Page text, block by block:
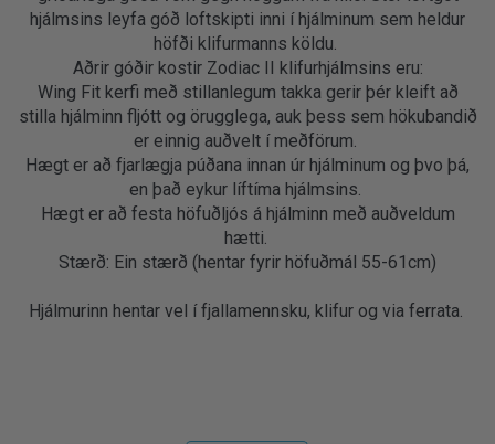
hjálmsins leyfa góð loftskipti inni í hjálminum sem heldur
höfði klifurmanns köldu.
Aðrir góðir kostir Zodiac II klifurhjálmsins eru:
Wing Fit kerfi með stillanlegum takka gerir þér kleift að
stilla hjálminn fljótt og örugglega, auk þess sem hökubandið
er einnig auðvelt í meðförum.
Hægt er að fjarlægja púðana innan úr hjálminum og þvo þá,
en það eykur líftíma hjálmsins.
Hægt er að festa höfuðljós á hjálminn með auðveldum
hætti.
Stærð: Ein stærð (hentar fyrir höfuðmál 55-61cm)
Hjálmurinn hentar vel í fjallamennsku, klifur og via ferrata.